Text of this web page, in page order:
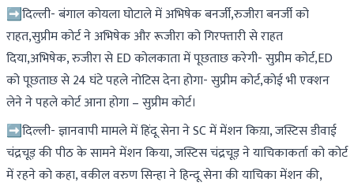
➡दिल्ली- बंगाल कोयला घोटाले में अभिषेक बनर्जी,रुजीरा बनर्जी को
राहत,सुप्रीम कोर्ट ने अभिषेक और रूजीरा को गिरफ्तारी से राहत
दिया,अभिषेक, रुजीरा से ED कोलकाता में पूछताछ करेगी- सुप्रीम कोर्ट,ED
को पूछताछ से 24 घंटे पहले नोटिस देना होगा- सुप्रीम कोर्ट,कोई भी एक्शन
लेने ने पहले कोर्ट आना होगा – सुप्रीम कोर्ट।
➡दिल्ली- ज्ञानवापी मामले में हिंदू सेना ने SC में मेंशन किय़ा, जस्टिस डीवाई
चंद्रचूड़ की पीठ के सामने मेंशन किया, जस्टिस चंद्रचूड़ ने याचिकाकर्ता को कोर्ट
में रहने को कहा, वकील वरुण सिन्हा ने हिन्दू सेना की याचिका मेंशन की,